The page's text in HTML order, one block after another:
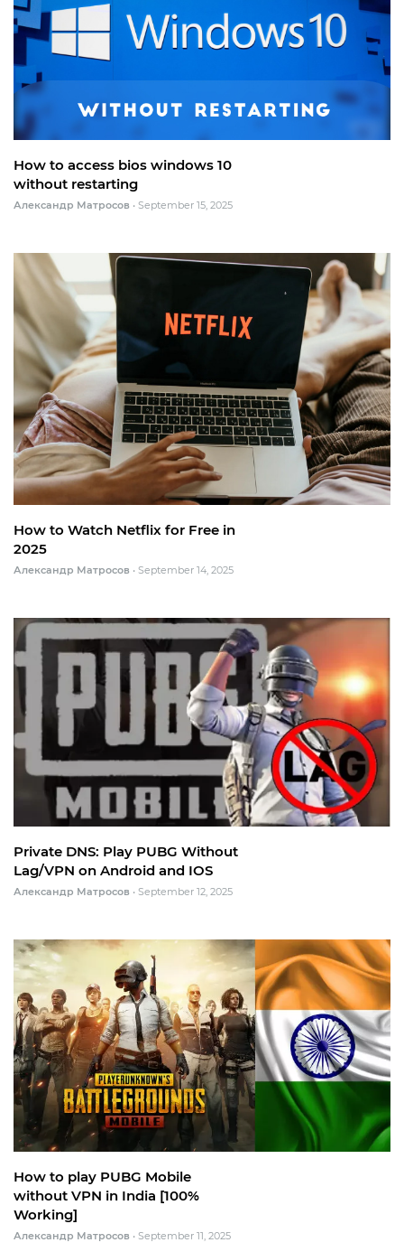
How to access bios windows 10
without restarting
Александр Матросов • September 15, 2025
How to Watch Netflix for Free in
2025
Александр Матросов • September 14, 2025
Private DNS: Play PUBG Without
Lag/VPN on Android and IOS
Александр Матросов • September 12, 2025
How to play PUBG Mobile
without VPN in India [100%
Working]
Александр Матросов • September 11, 2025